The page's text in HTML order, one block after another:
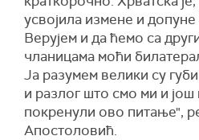
усвојила измене и
Верујем и да ћемо са
чланицама моћи
Ја разумем велики су
и разлог што смо ми и
покренули ово питање",
Апостоловић.